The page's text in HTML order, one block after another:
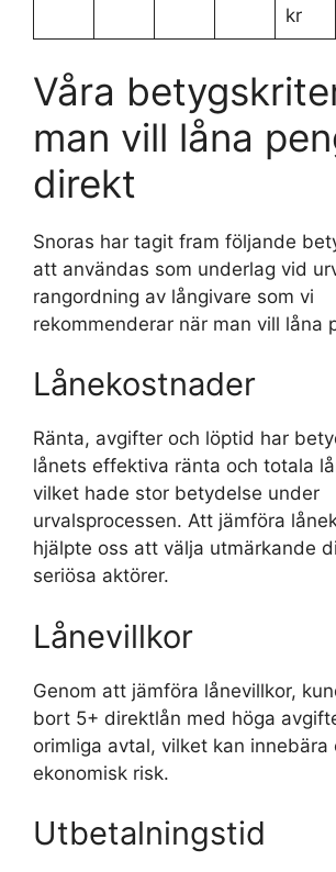
kr
Våra
man vill låna
direkt
Snoras har tagit fram följande
att användas som underlag vid
rangordning av långivare som vi
rekommenderar när man vill låna
Lånekostnader
Ränta, avgifter och löptid har
lånets effektiva ränta och totala
vilket hade stor betydelse under
urvalsprocessen. Att jämföra
hjälpte oss att välja utmärkande
seriösa aktörer.
Lånevillkor
Genom att jämföra lånevillkor,
bort 5+ direktlån med höga
orimliga avtal, vilket kan innebära
ekonomisk risk.
Utbetalningstid